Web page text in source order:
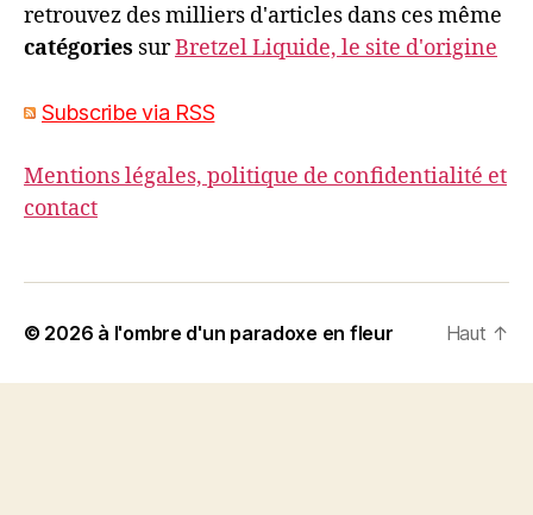
retrouvez des milliers d'articles dans ces même
catégories surBretzel Liquide, le site d'origine
Subscribe via RSS
Mentions légales, politique de confidentialité et
contact
© 2026 à l'ombre d'un paradoxe en fleur Haut ↑